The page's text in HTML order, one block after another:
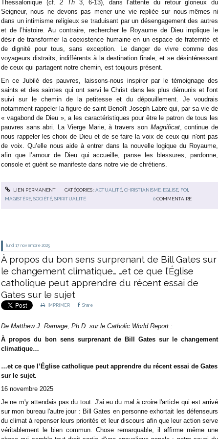
Thessalonique (cf.2 Th3, 6-13), dans l’attente du retour glorieux du
Seigneur, nous ne devons pas mener une vie repliée sur nous-mêmes ni
dans un intimisme religieux se traduisant par un désengagement des autres
et de l’histoire. Au contraire, rechercher le Royaume de Dieu implique le
désir de transformer la coexistence humaine en un espace de fraternité et
de dignité pour tous, sans exception. Le danger de vivre comme des
voyageurs distraits, indifférents à la destination finale, et se désintéressant
de ceux qui partagent notre chemin, est toujours présent.
En ce Jubilé des pauvres, laissons-nous inspirer par le témoignage des
saints et des saintes qui ont servi le Christ dans les plus démunis et l'ont
suivi sur le chemin de la petitesse et du dépouillement. Je voudrais
notamment rappeler la figure de saint Benoît Joseph Labre qui, par sa vie de
« vagabond de Dieu », a les caractéristiques pour être le patron de tous les
pauvres sans abri. La Vierge Marie, à travers son Magnificat, continue de
nous rappeler les choix de Dieu et de se faire la voix de ceux qui n'ont pas
de voix. Qu’elle nous aide à entrer dans la nouvelle logique du Royaume,
afin que l’amour de Dieu qui accueille, panse les blessures, pardonne,
console et guérit se manifeste dans notre vie de chrétiens.
LIEN PERMANENT CATÉGORIES :ACTUALITÉ, CHRISTIANISME, EGLISE, FOI
MAGISTÈRE,SOCIÉTÉ,SPIRITUALITÉ 0 COMMENTAIRE
lundi 17 novembre 2025
À propos du bon sens surprenant de Bill Gates sur
le changement climatique… …et ce que l’Église
catholique peut apprendre du récent essai de
Gates sur le sujet
IMPRIMER Share
De Matthew J. Ramage, Ph.D. sur le Catholic World Report :
À propos du bon sens surprenant de Bill Gates sur le changement
climatique…
…et ce que l’Église catholique peut apprendre du récent essai de Gates
sur le sujet.
16 novembre 2025
Je ne m'y attendais pas du tout. J'ai eu du mal à croire l'article qui est arrivé
sur mon bureau l'autre jour : Bill Gates en personne exhortait les défenseurs
du climat à repenser leurs priorités et leur discours afin que leur action serve
véritablement le bien commun. Chose remarquable, il affirme même une